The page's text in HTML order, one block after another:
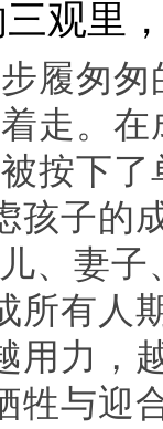
观里
履匆
走。
按下
孩子的
、妻子
所有人
用力，
牲与迎